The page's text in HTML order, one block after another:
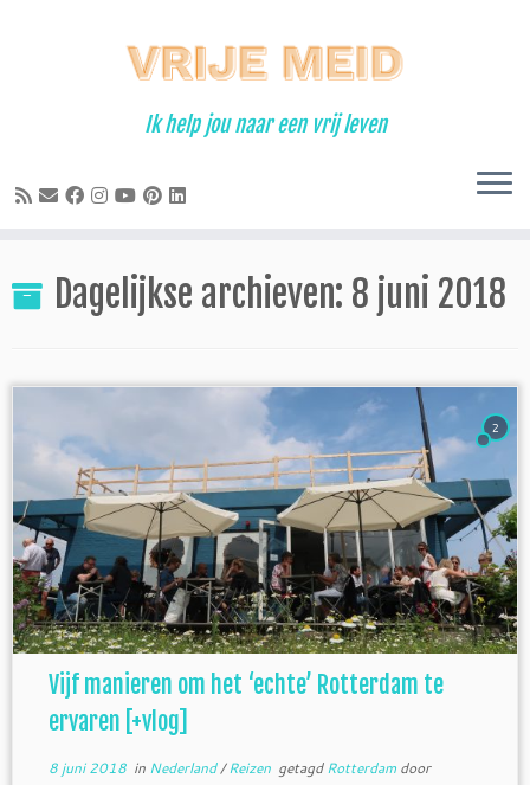
Ik help jou naar een vrij leven
Dagelijkse archieven: 8 juni 2018
2
Vijf manieren om het ‘echte’ Rotterdam te
ervaren [+vlog]
8 juni 2018in Nederland/Reizen getagdRotterdam door